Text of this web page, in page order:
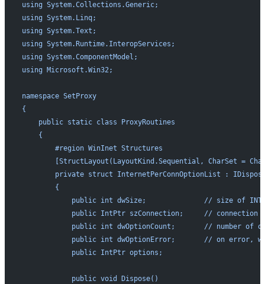
using System.Collections.Generic;
using System.Linq;
using System.Text;
using System.Runtime.InteropServices;
using System.ComponentModel;
using Microsoft.Win32;
namespace SetProxy
{
    public static class ProxyRoutines
    {
        #region WinInet Structures
[StructLayout(LayoutKind.Sequential, CharSet =
private struct InternetPerConnOptionList :
        {
public int dwSize;              // size of
public IntPtr szConnection;     // connection
public int dwOptionCount;       // number of
public int dwOptionError;       // on error,
            public IntPtr options;
            public void Dispose()